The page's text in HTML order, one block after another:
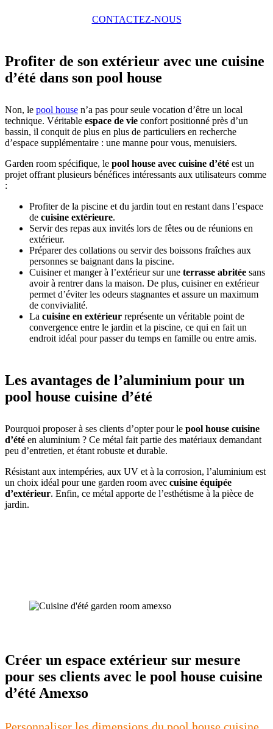
CONTACTEZ-NOUS
Profiter de son extérieur avec une cuisine
d’été dans son pool house
Non, le pool house n’a pas pour seule vocation d’être un local
technique. Véritable espace de vie confort positionné près d’un
bassin, il conquit de plus en plus de particuliers en recherche
d’espace supplémentaire : une manne pour vous, menuisiers.
Garden room spécifique, le pool house avec cuisine d’été est un
projet offrant plusieurs bénéfices intéressants aux utilisateurs comme
:
Profiter de la piscine et du jardin tout en restant dans l’espace
de cuisine extérieure.
Servir des repas aux invités lors de fêtes ou de réunions en
extérieur.
Préparer des collations ou servir des boissons fraîches aux
personnes se baignant dans la piscine.
Cuisiner et manger à l’extérieur sur une terrasse abritée sans
avoir à rentrer dans la maison. De plus, cuisiner en extérieur
permet d’éviter les odeurs stagnantes et assure un maximum
de convivialité.
La cuisine en extérieur représente un véritable point de
convergence entre le jardin et la piscine, ce qui en fait un
endroit idéal pour passer du temps en famille ou entre amis.
Les avantages de l’aluminium pour un
pool house cuisine d’été
Pourquoi proposer à ses clients d’opter pour le pool house cuisine
d’été en aluminium ? Ce métal fait partie des matériaux demandant
peu d’entretien, et étant robuste et durable.
Résistant aux intempéries, aux UV et à la corrosion, l’aluminium est
un choix idéal pour une garden room avec cuisine équipée
d’extérieur. Enfin, ce métal apporte de l’esthétisme à la pièce de
jardin.
Créer un espace extérieur sur mesure
pour ses clients avec le pool house cuisine
d’été Amexso